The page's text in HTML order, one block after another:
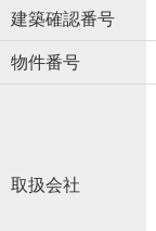
建築確認番号
物件番号
取扱会社